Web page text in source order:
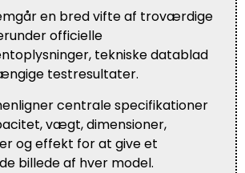
en bred vifte af troværdige
officielle
tekniske datablad
testresultater.
centrale specifikationer
vægt, dimensioner,
og effekt for at give et
billede af hver model.